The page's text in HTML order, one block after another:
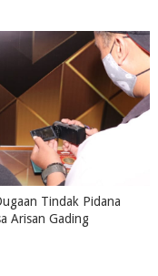
Tindak Pidana
Arisan Gading